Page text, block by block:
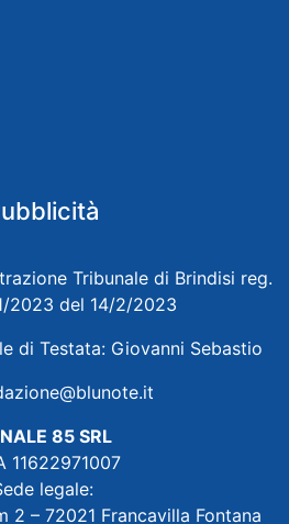
Tribunale di Brindisi reg.
2023 del 14/2/2023
di Testata: Giovanni Sebastio
85 SRL
11622971007
legale:
2 – 72021 Francavilla Fontana